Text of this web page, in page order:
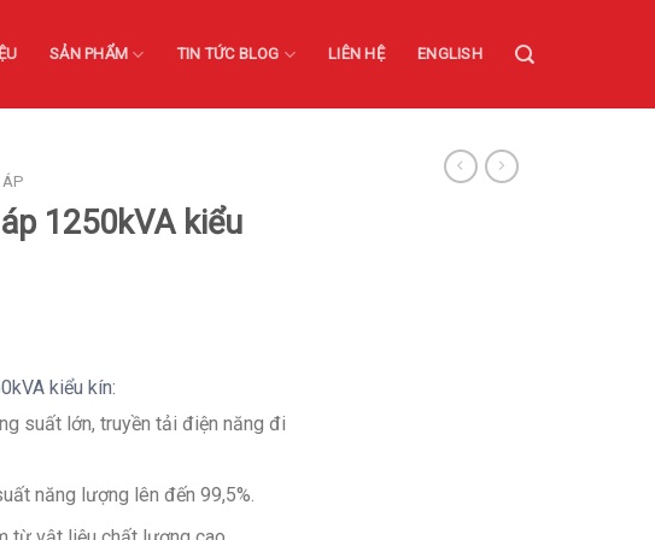
SẢN PHẨM TIN TỨC BLOG LIÊN HỆ ENGLISH
ÁP
1250kVA kiểu
kiểu kín:
suất lớn, truyền tải điện năng đi
năng lượng lên đến 99,5%.